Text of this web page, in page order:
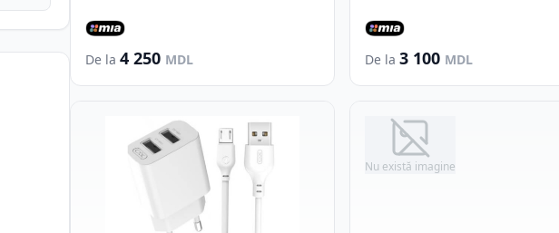
De la 4 250 MDL De la 3 100 MDL
Nu există imagine